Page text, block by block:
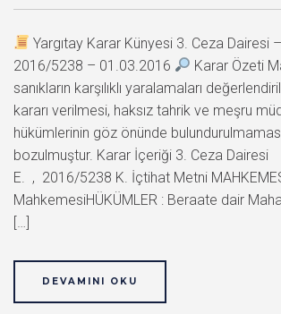
Yargıtay Karar Künyesi 3. Ceza Dairesi
2016/5238 – 01.03.2016
Karar Özeti
sanıkların karşılıklı yaralamaları
kararı verilmesi, haksız tahrik ve meşru
hükümlerinin göz önünde
bozulmuştur. Karar İçeriği 3. Ceza
E. , 2016/5238 K. İçtihat Metni
MahkemesiHÜKÜMLER : Beraate dair
[…]
DEVAMINI OKU